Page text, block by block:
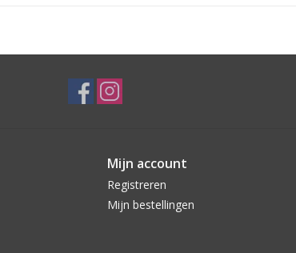
Mijn account
Registreren
Mijn bestellingen